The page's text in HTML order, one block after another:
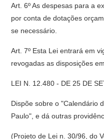
Art. 6º As despesas para a
por conta de dotações
se necessário.
Art. 7º Esta Lei entrará em
revogadas as disposições
LEI N. 12.480 - DE 25 DE
Dispõe sobre o "Calendário
Paulo", e dá outras
(Projeto de Lei n. 30/96, do